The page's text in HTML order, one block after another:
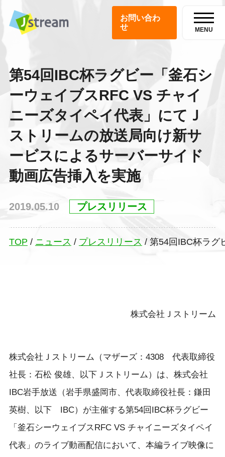
お問い合わ
せ
MENU
第54回IBC杯ラグビー「釜石シ
ーウェイブスRFC VS チャイ
ニーズタイペイ代表」にてＪ
ストリームの放送局向け新サ
ービスによるサーバーサイド
動画広告挿入を実施
2019.05.10 プレスリリース
TOP / ニュース / プレスリリース / 第54回IBC杯ラグ
株式会社Ｊストリーム
株式会社Ｊストリーム（マザーズ：4308 代表取締役
社長：石松 俊雄、以下Ｊストリーム）は、株式会社
IBC岩手放送（岩手県盛岡市、代表取締役社長：鎌田
英樹、以下 IBC）が主催する第54回IBC杯ラグビー
「釜石シーウェイブスRFC VS チャイニーズタイペイ
代表」のライブ動画配信において、本編ライブ映像に